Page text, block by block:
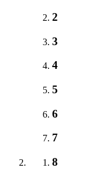
2
3
4
5
6
7
8